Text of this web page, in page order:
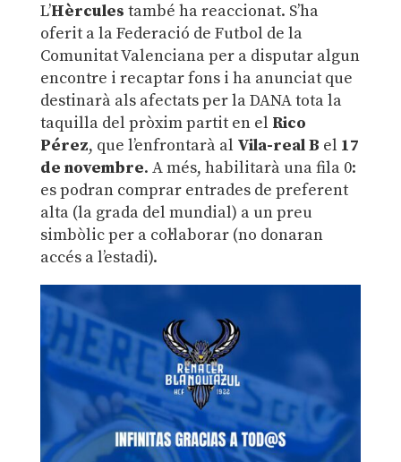
L’Hèrcules també ha reaccionat. S’ha
oferit a la Federació de Futbol de la
Comunitat Valenciana per a disputar algun
encontre i recaptar fons i ha anunciat que
destinarà als afectats per la DANA tota la
taquilla del pròxim partit en el Rico
Pérez, que l’enfrontarà al Vila-real B el 17
de novembre. A més, habilitarà una fila 0:
es podran comprar entrades de preferent
alta (la grada del mundial) a un preu
simbòlic per a col·laborar (no donaran
accés a l’estadi).